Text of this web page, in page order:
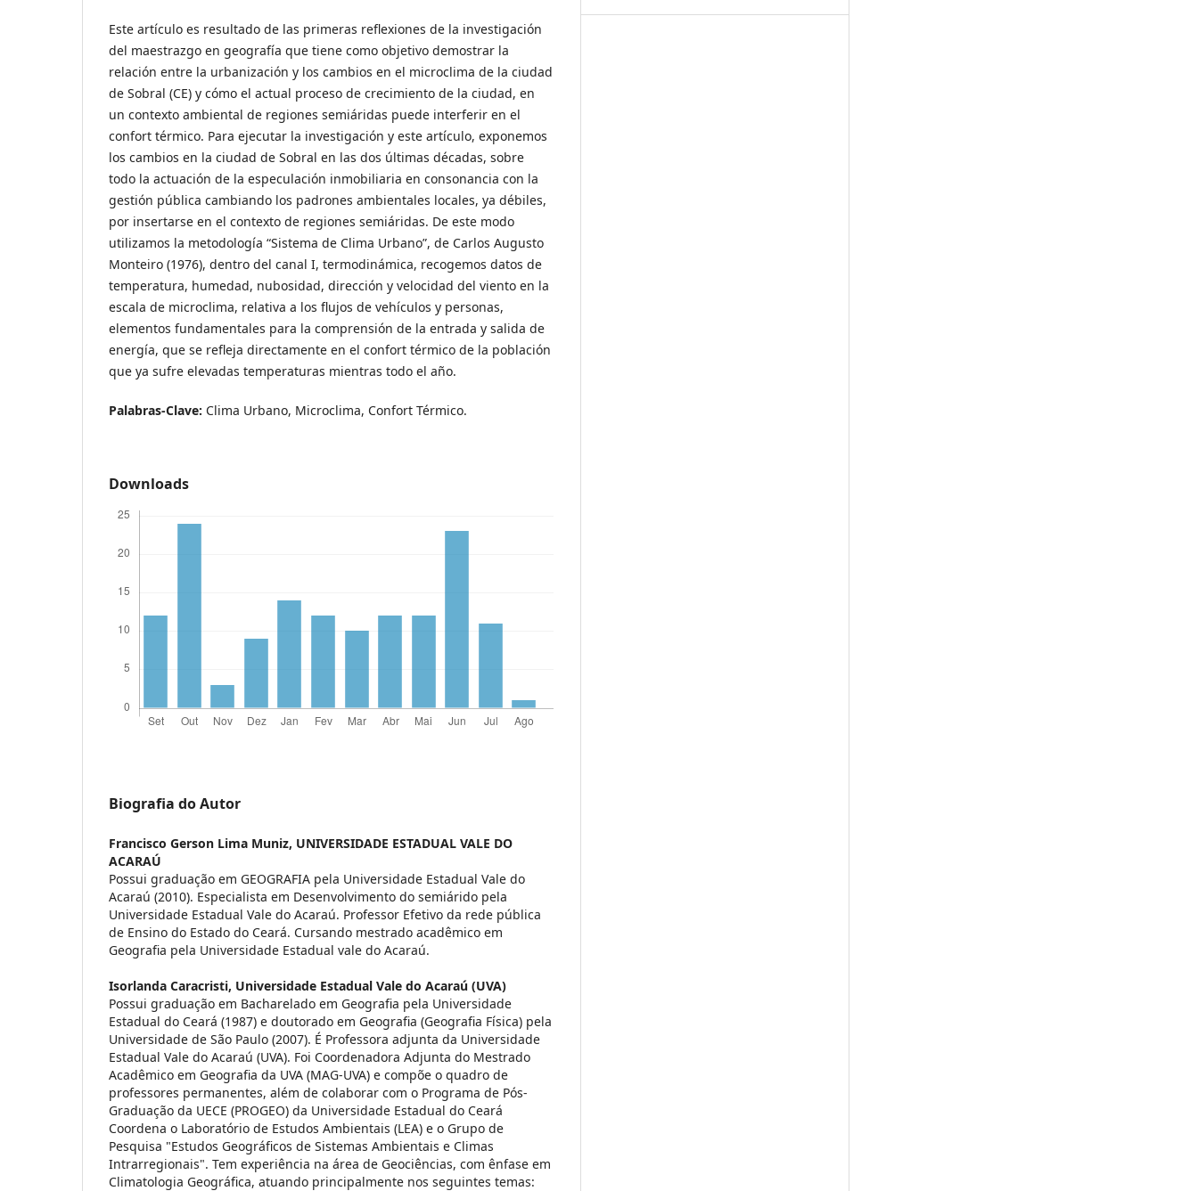
Este artículo es resultado de las primeras reflexiones de la investigación
del maestrazgo en geografía que tiene como objetivo demostrar la
relación entre la urbanización y los cambios en el microclima de la ciudad
de Sobral (CE) y cómo el actual proceso de crecimiento de la ciudad, en
un contexto ambiental de regiones semiáridas puede interferir en el
confort térmico. Para ejecutar la investigación y este artículo, exponemos
los cambios en la ciudad de Sobral en las dos últimas décadas, sobre
todo la actuación de la especulación inmobiliaria en consonancia con la
gestión pública cambiando los padrones ambientales locales, ya débiles,
por insertarse en el contexto de regiones semiáridas. De este modo
utilizamos la metodología “Sistema de Clima Urbano”, de Carlos Augusto
Monteiro (1976), dentro del canal I, termodinámica, recogemos datos de
temperatura, humedad, nubosidad, dirección y velocidad del viento en la
escala de microclima, relativa a los flujos de vehículos y personas,
elementos fundamentales para la comprensión de la entrada y salida de
energía, que se refleja directamente en el confort térmico de la población
que ya sufre elevadas temperaturas mientras todo el año.
Palabras-Clave: Clima Urbano, Microclima, Confort Térmico.
Downloads
Biografia do Autor
Francisco Gerson Lima Muniz, UNIVERSIDADE ESTADUAL VALE DO
ACARAÚ
Possui graduação em GEOGRAFIA pela Universidade Estadual Vale do
Acaraú (2010). Especialista em Desenvolvimento do semiárido pela
Universidade Estadual Vale do Acaraú. Professor Efetivo da rede pública
de Ensino do Estado do Ceará. Cursando mestrado acadêmico em
Geografia pela Universidade Estadual vale do Acaraú.
Isorlanda Caracristi, Universidade Estadual Vale do Acaraú (UVA)
Possui graduação em Bacharelado em Geografia pela Universidade
Estadual do Ceará (1987) e doutorado em Geografia (Geografia Física) pela
Universidade de São Paulo (2007). É Professora adjunta da Universidade
Estadual Vale do Acaraú (UVA). Foi Coordenadora Adjunta do Mestrado
Acadêmico em Geografia da UVA (MAG-UVA) e compõe o quadro de
professores permanentes, além de colaborar com o Programa de Pós-
Graduação da UECE (PROGEO) da Universidade Estadual do Ceará
Coordena o Laboratório de Estudos Ambientais (LEA) e o Grupo de
Pesquisa "Estudos Geográficos de Sistemas Ambientais e Climas
Intrarregionais". Tem experiência na área de Geociências, com ênfase em
Climatologia Geográfica, atuando principalmente nos seguintes temas: